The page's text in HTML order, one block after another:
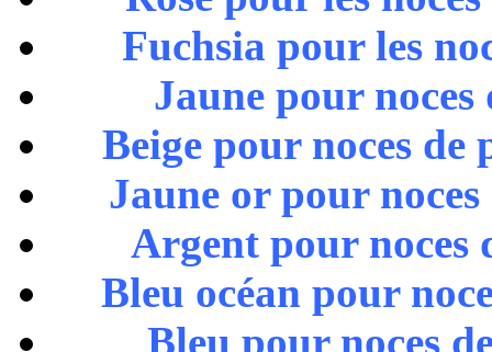
Fuchsia pour les
Jaune pour
Beige pour noces de
Jaune or pour
Argent pour noces
Bleu océan pour
Bleu pour noces